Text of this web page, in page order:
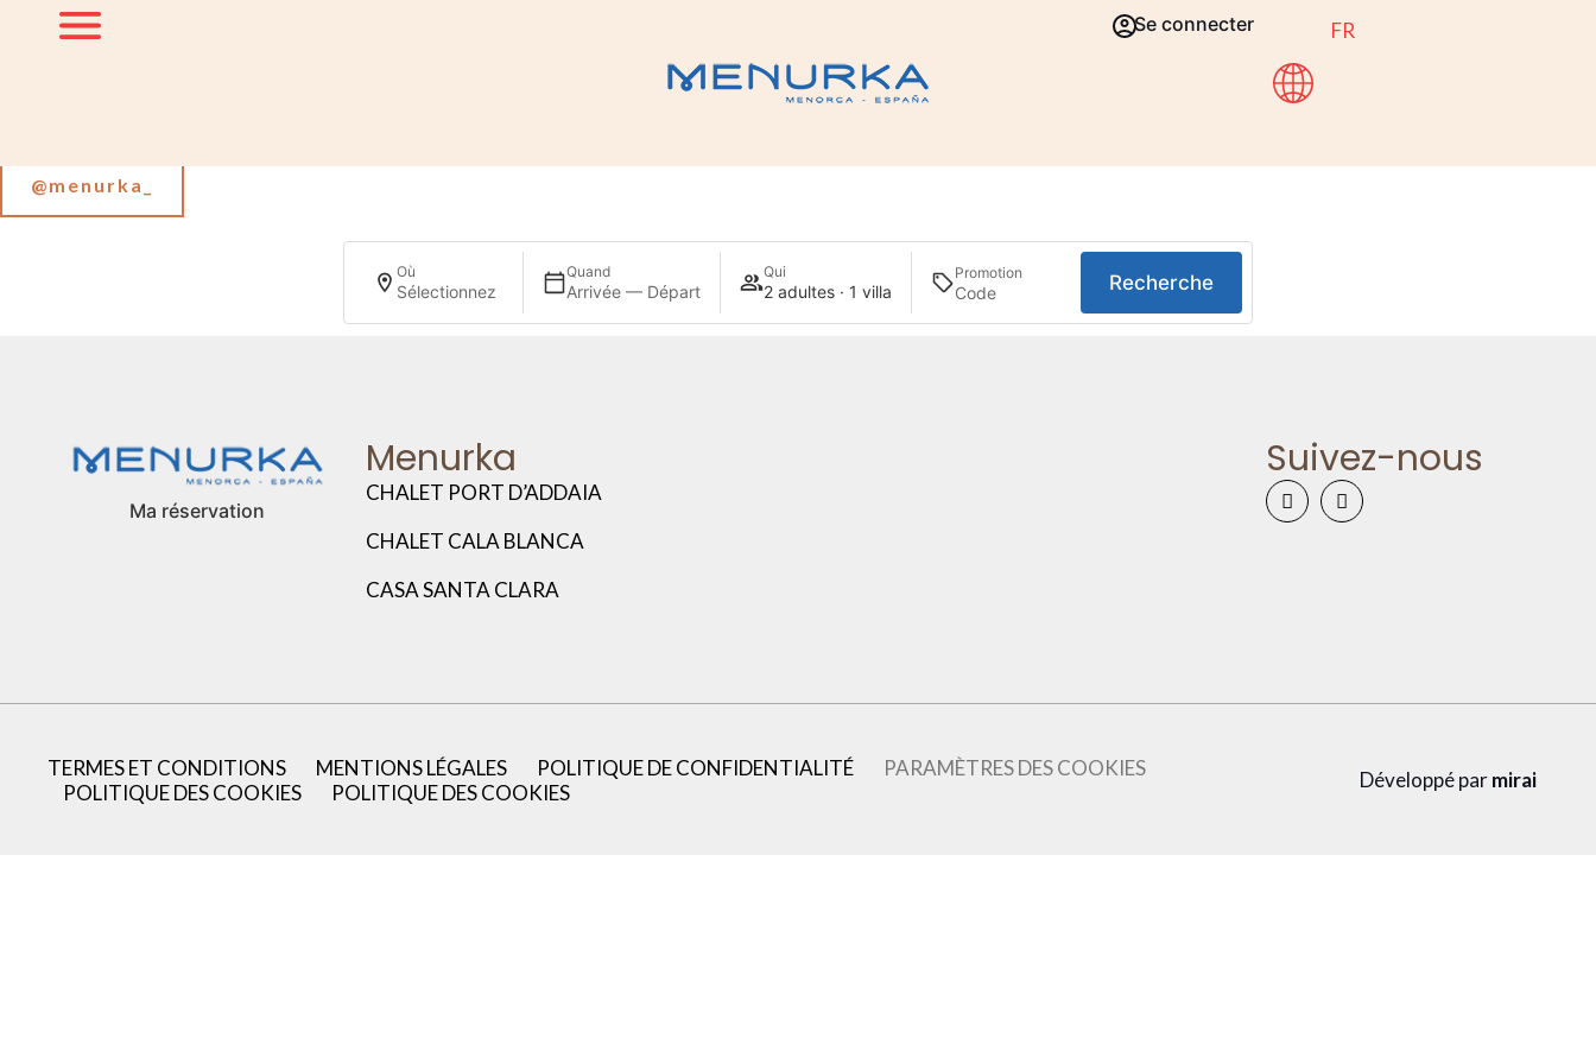
Se connecter FR
@menurka_
Où
Sélectionnez
Quand
Arrivée — Départ
Qui
2 adultes · 1 villa
Promotion Recherche
Ma réservation
Menurka
CHALET PORT D’ADDAIA
CHALET CALA BLANCA
CASA SANTA CLARA
Suivez-nous
TERMES ET CONDITIONS MENTIONS LÉGALES POLITIQUE DE CONFIDENTIALITÉ
PARAMÈTRES DES COOKIES
POLITIQUE DES COOKIES
POLITIQUE DES COOKIES Développé parmirai